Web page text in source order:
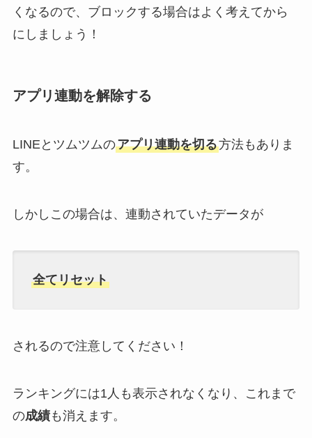
くなるので、ブロックする場合はよく考えてから
にしましょう！
アプリ連動を解除する
LINEとツムツムのアプリ連動を切る方法もありま
す。
しかしこの場合は、連動されていたデータが
全てリセット
されるので注意してください！
ランキングには1人も表示されなくなり、これまで
の成績も消えます。